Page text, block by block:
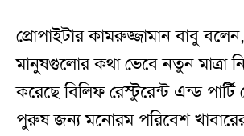
প্রোপাইটার কামরুজ্জামান বাবু
মানুষগুলোর কথা ভেবে নতুন মাত্রা
করেছে বিলিফ রেস্টুরেন্ট এন্ড পার্টি
পুরুষ জন্য মনোরম পরিবেশ